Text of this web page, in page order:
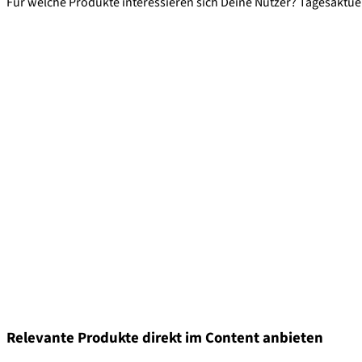
Relevante Produkte direkt im Content anbieten